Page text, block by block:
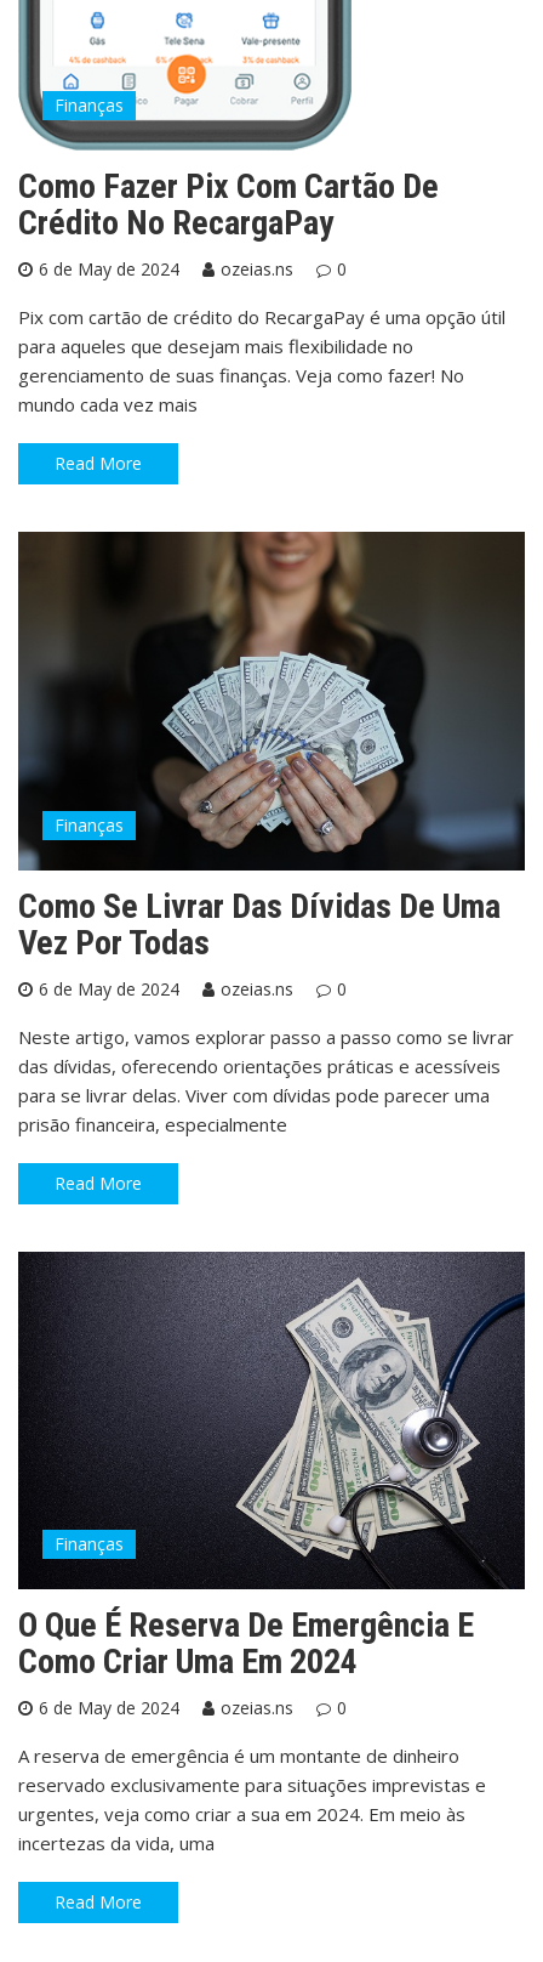
Finanças
Como Fazer Pix Com Cartão De
Crédito No RecargaPay
6 de May de 2024 ozeias.ns 0
Pix com cartão de crédito do RecargaPay é uma opção útil
para aqueles que desejam mais flexibilidade no
gerenciamento de suas finanças. Veja como fazer! No
mundo cada vez mais
Read More
Finanças
Como Se Livrar Das Dívidas De Uma
Vez Por Todas
6 de May de 2024 ozeias.ns 0
Neste artigo, vamos explorar passo a passo como se livrar
das dívidas, oferecendo orientações práticas e acessíveis
para se livrar delas. Viver com dívidas pode parecer uma
prisão financeira, especialmente
Read More
Finanças
O Que É Reserva De Emergência E
Como Criar Uma Em 2024
6 de May de 2024 ozeias.ns 0
A reserva de emergência é um montante de dinheiro
reservado exclusivamente para situações imprevistas e
urgentes, veja como criar a sua em 2024. Em meio às
incertezas da vida, uma
Read More